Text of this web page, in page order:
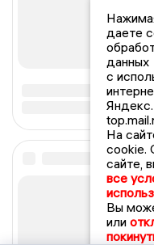
даете
данных
с
На
cookie.
сайте,
все
Вы
или